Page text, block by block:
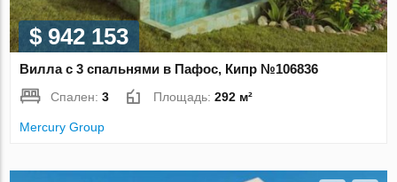
$ 942 153
Вилла с 3 спальнями в Пафос, Кипр №106836
Спален:3 Площадь:292 м²
Mercury Group